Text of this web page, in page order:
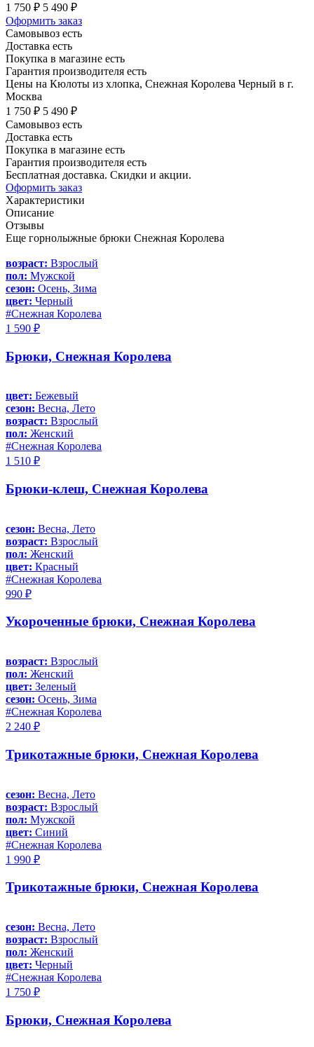
1 750 ₽ 5 490 ₽
Оформить заказ
Самовывоз есть
Доставка есть
Покупка в магазине есть
Гарантия производителя есть
Цены на Кюлоты из хлопка, Снежная Королева Черный в г.
Москва
1 750 ₽ 5 490 ₽
Самовывоз есть
Доставка есть
Покупка в магазине есть
Гарантия производителя есть
Бесплатная доставка. Скидки и акции.
Оформить заказ
Характеристики
Описание
Отзывы
Еще горнолыжные брюки Снежная Королева
возраст: Взрослый
пол: Мужской
сезон: Осень, Зима
цвет: Черный
#Снежная Королева
1 590 ₽
Брюки, Снежная Королева
цвет: Бежевый
сезон: Весна, Лето
возраст: Взрослый
пол: Женский
#Снежная Королева
1 510 ₽
Брюки-клеш, Снежная Королева
сезон: Весна, Лето
возраст: Взрослый
пол: Женский
цвет: Красный
#Снежная Королева
990 ₽
Укороченные брюки, Снежная Королева
возраст: Взрослый
пол: Женский
цвет: Зеленый
сезон: Осень, Зима
#Снежная Королева
2 240 ₽
Трикотажные брюки, Снежная Королева
сезон: Весна, Лето
возраст: Взрослый
пол: Мужской
цвет: Синий
#Снежная Королева
1 990 ₽
Трикотажные брюки, Снежная Королева
сезон: Весна, Лето
возраст: Взрослый
пол: Женский
цвет: Черный
#Снежная Королева
1 750 ₽
Брюки, Снежная Королева